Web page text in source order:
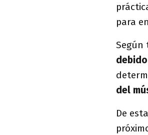
para
Según
del
De